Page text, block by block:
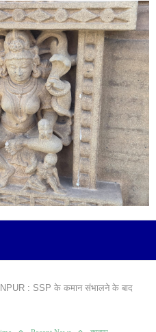
: SSP के कमान संभालने के बाद